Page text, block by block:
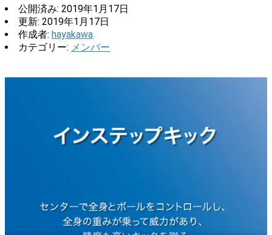
公開済み: 2019年1月17日
更新: 2019年1月17日
作成者: hayakawa
カテゴリー: メンバー